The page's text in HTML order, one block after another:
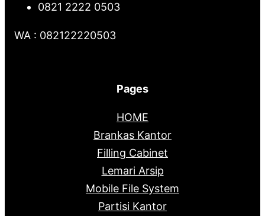
0821 2222 0503
WA : 082122220503
Pages
HOME
Brankas Kantor
Filling Cabinet
Lemari Arsip
Mobile File System
Partisi Kantor